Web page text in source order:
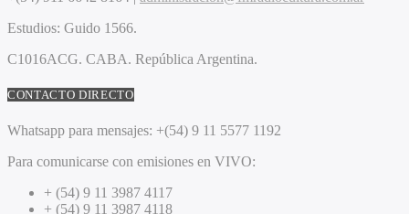
Estudios: Guido 1566.
C1016ACG. CABA. República Argentina.
CONTACTO DIRECTO
Whatsapp para mensajes: +(54) 9 11 5577 1192
Para comunicarse con emisiones en VIVO:
+ (54) 9 11 3987 4117
+ (54) 9 11 3987 4118